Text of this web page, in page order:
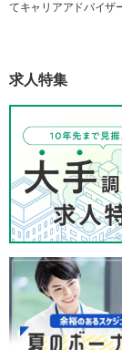
てキャリアアドバイザ
求人特集